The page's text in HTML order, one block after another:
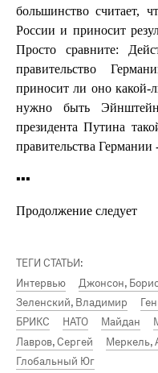
большинство считает,
России и приносит
Просто сравните:
правительство
приносит ли оно какой-
нужно быть
президента Путина
правительства Германии
▪▪▪
Продолжение следует
ТЕГИ СТАТЬИ:
Интервью
Джонсон,
Зеленский, Владимир
БРИКС
НАТО Майдан
Лавров, Сергей
Меркель,
Глобальный Юг